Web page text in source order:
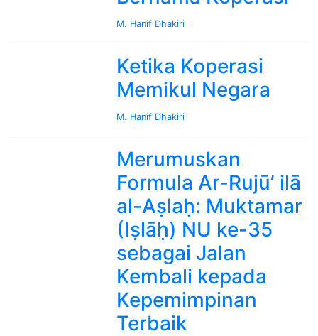
M. Hanif Dhakiri
Ketika Koperasi
Memikul Negara
M. Hanif Dhakiri
Merumuskan
Formula Ar-Rujū’ ilā
al-Aṣlaḥ: Muktamar
(Iṣlāḥ) NU ke-35
sebagai Jalan
Kembali kepada
Kepemimpinan
Terbaik